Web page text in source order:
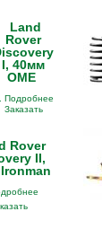
Land
Rover
I, 40мм
OME
Подробнее
Заказать
Rover
II,